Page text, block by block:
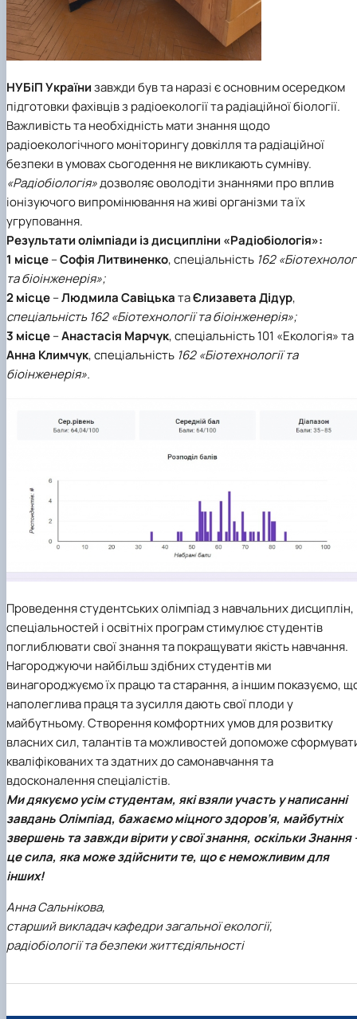
НУБіП Українизавжди був та наразі є основним осередком
підготовки фахівців з радіоекології та радіаційної біології.
Важливість та необхідність мати знання щодо
радіоекологічного моніторингу довкілля та радіаційної
безпеки в умовах сьогодення не викликають сумніву.
«Радіобіологія»дозволяє оволодіти знаннями про вплив
іонізуючого випромінювання на живі організми та їх
угруповання.
Результати олімпіади із дисципліни «Радіобіологія»:
1 місце–Софія Литвиненко, спеціальність 162
та біоінженерія»;
2 місце–Людмила СавіцькатаЄлизавета Дідур,
спеціальність 162 «Біотехнології та біоінженерія»;
3 місце–Анастасія Марчук, спеціальність 101 «Екологія» та
Анна Климчук, спеціальність 162 «Біотехнології та
біоінженерія».
Проведення студентських олімпіад з навчальних дисциплін,
спеціальностей і освітніх програм стимулює студентів
поглиблювати свої знання та покращувати якість навчання.
Нагороджуючи найбільш здібних студентів ми
винагороджуємо їх працю та старання, а іншим показуємо,
наполеглива праця та зусилля дають свої плоди у
майбутньому. Створення комфортних умов для розвитку
власних сил, талантів та можливостей допоможе
кваліфікованих та здатних до самонавчання та
вдосконалення спеціалістів.
Ми дякуємо усім студентам, які взяли участь у написанні
завдань Олімпіад, бажаємо міцного здоров’я, майбутніх
звершень та завжди вірити у свої знання, оскільки Знання
це сила, яка може здійснити те, що є неможливим для
інших!
Анна Сальнікова,
старший викладач кафедри загальної екології,
радіобіології та безпеки життєдіяльності